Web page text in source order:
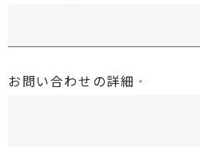
お問い合わせの詳細